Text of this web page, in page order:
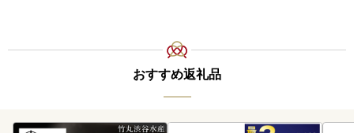
おすすめ返礼品